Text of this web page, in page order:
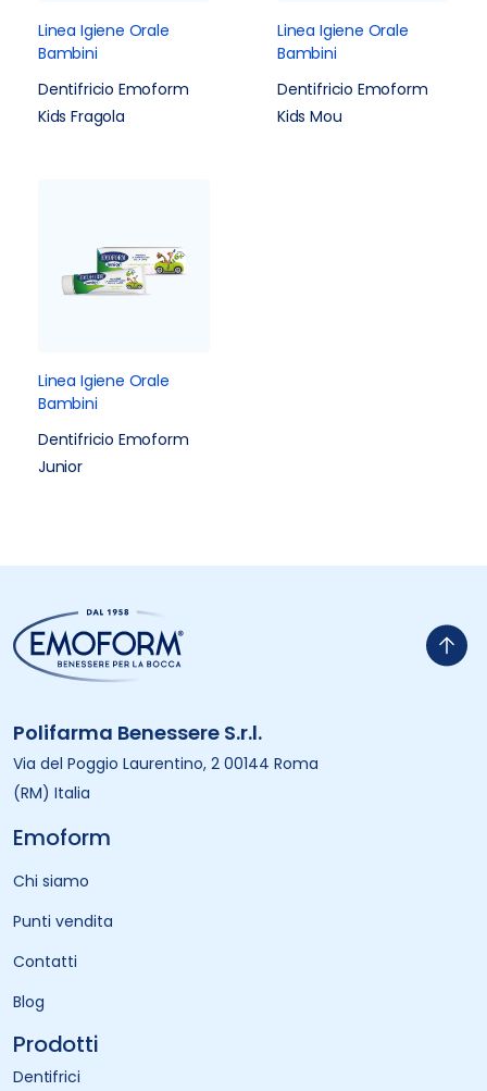
Linea Igiene Orale
Bambini
Dentifricio Emoform
Kids Fragola
Linea Igiene Orale
Bambini
Dentifricio Emoform
Kids Mou
Linea Igiene Orale
Bambini
Dentifricio Emoform
Junior
Polifarma Benessere S.r.l.
Via del Poggio Laurentino, 2 00144 Roma
(RM) Italia
Emoform
Chi siamo
Punti vendita
Contatti
Blog
Prodotti
Dentifrici